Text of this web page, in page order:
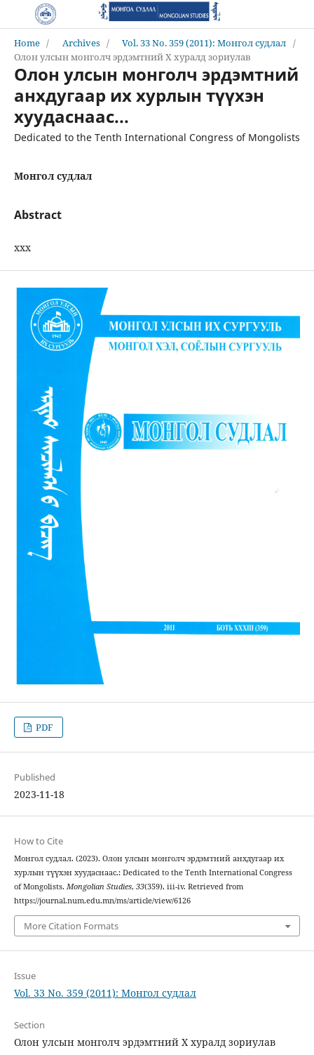
Home / Archives / Vol. 33 No. 359 (2011): Монгол судлал /
Олон улсын монголч эрдэмтний Х хуралд зориулав
Олон улсын монголч эрдэмтний
анхдугаар их хурлын түүхэн
хуудаснаас...
Dedicated to the Tenth International Congress of Mongolists
Монгол судлал
Abstract
ххх
PDF
Published
2023-11-18
How to Cite
Монгол судлал. (2023). Олон улсын монголч эрдэмтний анхдугаар их
хурлын түүхэн хуудаснаас.: Dedicated to the Tenth International Congress
of Mongolists. Mongolian Studies, 33(359), iii-iv. Retrieved from
https://journal.num.edu.mn/ms/article/view/6126
More Citation Formats
Issue
Vol. 33 No. 359 (2011): Монгол судлал
Section
Олон улсын монголч эрдэмтний Х хуралд зориулав